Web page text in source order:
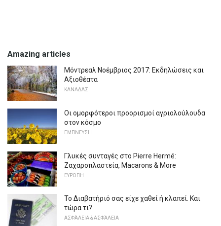
Amazing articles
Μόντρεαλ Νοέμβριος 2017: Εκδηλώσεις και
Αξιοθέατα
ΚΑΝΑΔΆΣ
Οι ομορφότεροι προορισμοί αγριολούλουδα
στον κόσμο
ΕΜΠΝΕΥΣΗ
Γλυκές συνταγές στο Pierre Hermé:
Ζαχαροπλαστεία, Macarons & More
ΕΥΡΏΠΗ
Το Διαβατήριό σας είχε χαθεί ή κλαπεί. Και
τώρα τι?
ΑΣΦΆΛΕΙΑ & ΑΣΦΆΛΕΙΑ